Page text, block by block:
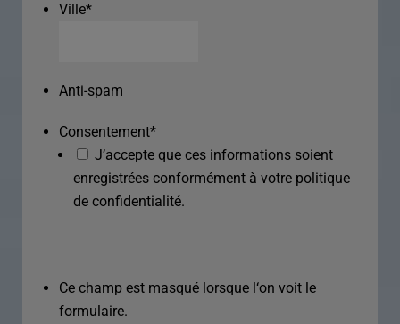
Ville*
Anti-spam
Consentement*
J’accepte que ces informations soient
enregistrées conformément à votre politique
de confidentialité.
Ce champ est masqué lorsque l‘on voit le
formulaire.